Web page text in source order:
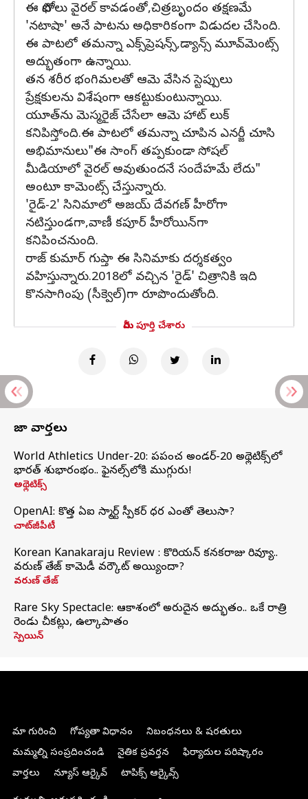
ఈ ఫొటోలు వైరల్ కావడంతో,చిత్రబృందం తక్షణమే
'నటాషా' అనే పాటను అధికారికంగా విడుదల చేసింది.
ఈ పాటలో తమన్నా ఎక్స్‌ప్రెషన్స్,డ్యాన్స్ మూవ్‌మెంట్స్
అద్భుతంగా ఉన్నాయి.
తన శరీర భంగిమలతో ఆమె వేసిన స్టెప్పులు
ప్రేక్షకులను విశేషంగా ఆకట్టుకుంటున్నాయి.
యూత్‌ను మెస్మరైజ్ చేసేలా ఆమె హాట్ లుక్
కనిపిస్తోంది.ఈ పాటలో తమన్నా చూపిన ఎనర్జీ చూసి
అభిమానులు"ఈ సాంగ్ తప్పకుండా సోషల్
మీడియాలో వైరల్ అవుతుందనే సందేహమే లేదు"
అంటూ కామెంట్స్ చేస్తున్నారు.
'రైడ్-2' సినిమాలో అజయ్ దేవగణ్ హీరోగా
నటిస్తుండగా,వాణీ కపూర్ హీరోయిన్‌గా
కనిపించనుంది.
రాజ్ కుమార్ గుప్తా ఈ సినిమాకు దర్శకత్వం
వహిస్తున్నారు.2018లో వచ్చిన 'రైడ్' చిత్రానికి ఇది
కొనసాగింపు (సీక్వెల్)గా రూపొందుతోంది.
మీరు పూర్తి చేశారు
తాజా వార్తలు
World Athletics Under-20: ప్రపంచ అండర్-20 అథ్లెటిక్స్‌లో
భారత్‌ శుభారంభం.. ఫైనల్స్‌లోకి ముగ్గురు!
అథ్లెటిక్స్
OpenAI: కొత్త ఏఐ స్మార్ట్ స్పీకర్ ధర ఎంతో తెలుసా?
చాట్‌జీపీటీ
Korean Kanakaraju Review : కొరియన్ కనకరాజు రివ్యూ..
వరుణ్ తేజ్ కామెడీ వర్కౌట్ అయ్యిందా?
వరుణ్ తేజ్
Rare Sky Spectacle: ఆకాశంలో అరుదైన అద్భుతం.. ఒకే రాత్రి
రెండు చీకట్లు, ఉల్కాపాతం
స్పెయిన్
మా గురించి గోప్యతా విధానం
నిబంధనలు & షరతులు
మమ్మల్ని సంప్రదించండి
నైతిక ప్రవర్తన
ఫిర్యాదుల పరిష్కారం
వార్తలు
న్యూస్ ఆర్కైవ్ టాపిక్స్ ఆర్కైవ్స్